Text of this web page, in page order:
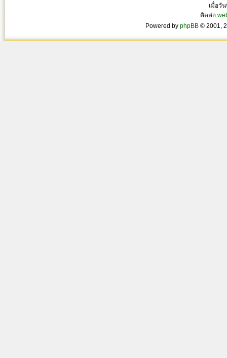
เมื่อวั
ติดต่อ
Powered by phpBB © 2001,